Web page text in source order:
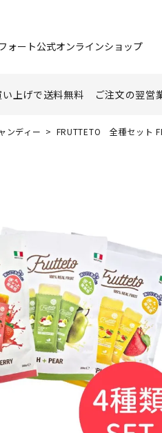
ォート公式オンラインショップ
上げで送料無料 ご注文の翌営
ンディー FRUTTETO 全種セット